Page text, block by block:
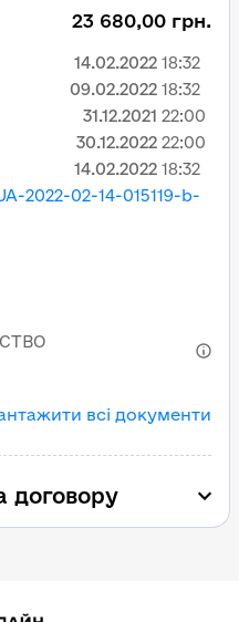
2022-02-14-015119-b-
всі документи
23 680,00 грн.
14.02.2022 18:32
09.02.2022 18:32
31.12.2021 22:00
30.12.2022 22:00
14.02.2022 18:32
договору